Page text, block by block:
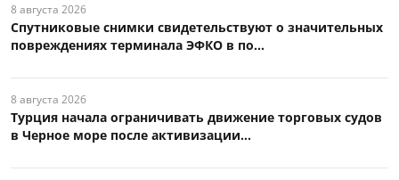
8 августа 2026
Спутниковые снимки свидетельствуют о значительных
повреждениях терминала ЭФКО в по...
8 августа 2026
Турция начала ограничивать движение торговых судов
в Черное море после активизации...